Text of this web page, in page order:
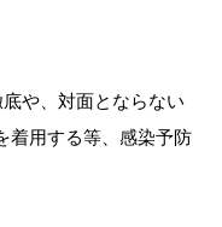
や、対面とならない
着用する等、感染予防